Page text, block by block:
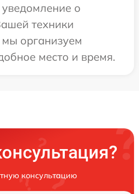
о
техники
организуем
место и время.
консультацию